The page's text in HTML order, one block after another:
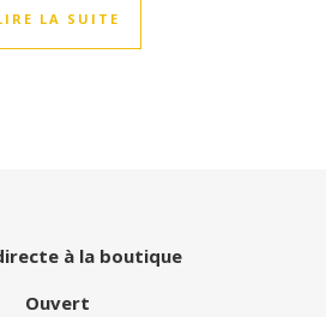
LA SUITE
à la boutique
Ouvert